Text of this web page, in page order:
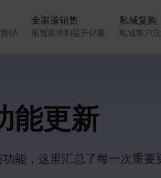
销
全渠道销售
拓宽渠道和提升销量
私域复购
私域客户
能更新
能，这里汇总了每一次重